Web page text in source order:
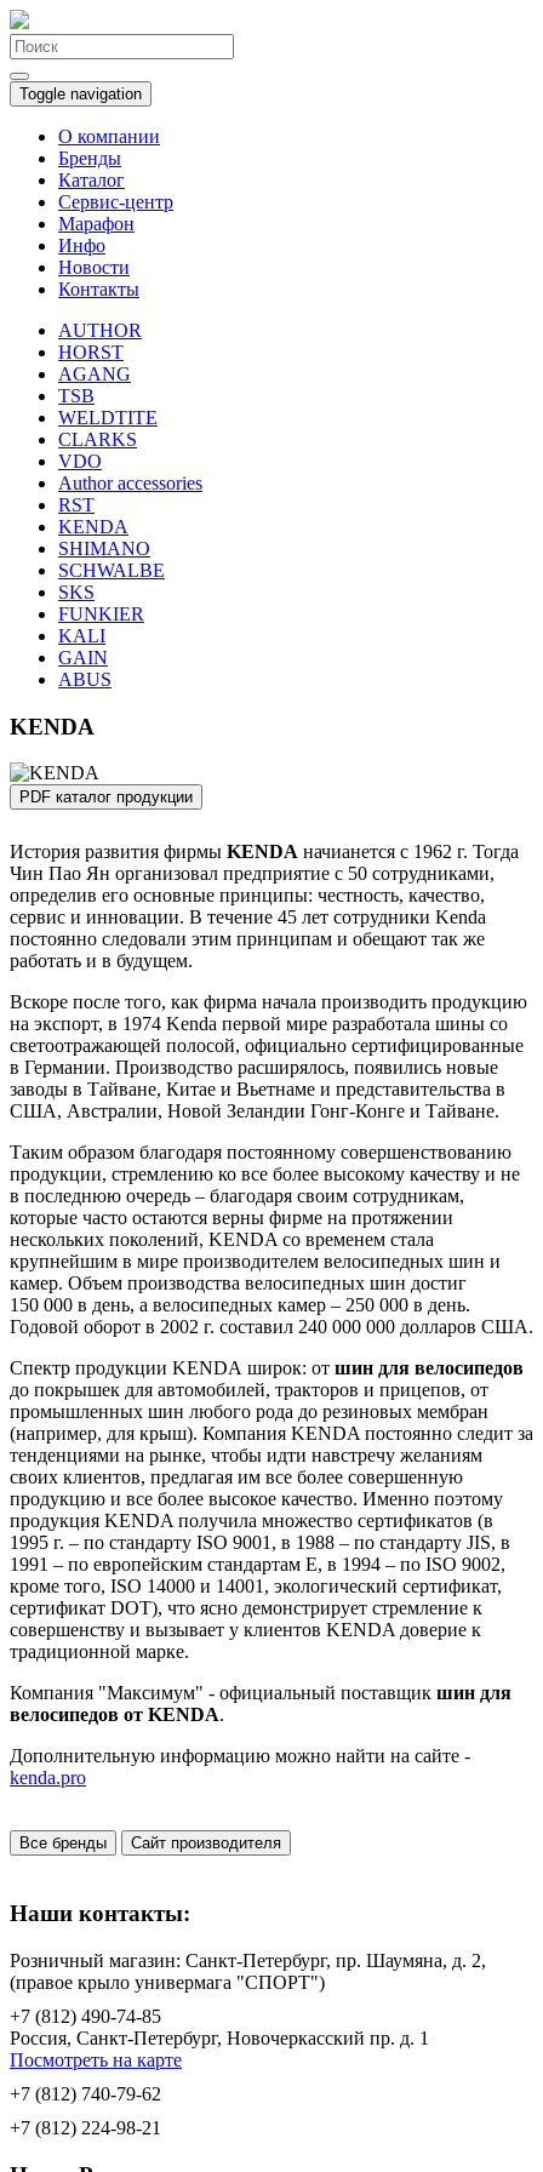
Toggle navigation
О компании
Бренды
Каталог
Сервис-центр
Марафон
Инфо
Новости
Контакты
AUTHOR
HORST
AGANG
TSB
WELDTITE
CLARKS
VDO
Author accessories
RST
KENDA
SHIMANO
SCHWALBE
SKS
FUNKIER
KALI
GAIN
ABUS
KENDA
PDF каталог продукции
История развития фирмы KENDA начианется с 1962 г. Тогда
Чин Пао Ян организовал предприятие с 50 сотрудниками,
определив его основные принципы: честность, качество,
сервис и инновации. В течение 45 лет сотрудники Kenda
постоянно следовали этим принципам и обещают так же
работать и в будущем.
Вскоре после того, как фирма начала производить продукцию
на экспорт, в 1974 Kenda первой мире разработала шины со
светоотражающей полосой, официально сертифицированные
в Германии. Производство расширялось, появились новые
заводы в Тайване, Китае и Вьетнаме и представительства в
США, Австралии, Новой Зеландии Гонг-Конге и Тайване.
Таким образом благодаря постоянному совершенствованию
продукции, стремлению ко все более высокому качеству и не
в последнюю очередь – благодаря своим сотрудникам,
которые часто остаются верны фирме на протяжении
нескольких поколений, KENDA со временем стала
крупнейшим в мире производителем велосипедных шин и
камер. Объем производства велосипедных шин достиг
150 000 в день, а велосипедных камер – 250 000 в день.
Годовой оборот в 2002 г. составил 240 000 000 долларов США.
Спектр продукции KENDA широк: от шин для велосипедов
до покрышек для автомобилей, тракторов и прицепов, от
промышленных шин любого рода до резиновых мембран
(например, для крыш). Компания KENDA постоянно следит за
тенденциями на рынке, чтобы идти навстречу желаниям
своих клиентов, предлагая им все более совершенную
продукцию и все более высокое качество. Именно поэтому
продукция KENDA получила множество сертификатов (в
1995 г. – по стандарту ISO 9001, в 1988 – по стандарту JIS, в
1991 – по европейским стандартам Е, в 1994 – по ISO 9002,
кроме того, ISO 14000 и 14001, экологический сертификат,
сертификат DOT), что ясно демонстрирует стремление к
совершенству и вызывает у клиентов KENDA доверие к
традиционной марке.
Компания "Максимум" - официальный поставщик шин для
велосипедов от KENDA.
Дополнительную информацию можно найти на сайте -
kenda.pro
Все бренды Сайт производителя
Наши контакты:
Розничный магазин: Санкт-Петербург, пр. Шаумяна, д. 2,
(правое крыло универмага "СПОРТ")
+7 (812) 490-74-85
Россия, Санкт-Петербург, Новочеркасский пр. д. 1
Посмотреть на карте
+7 (812) 740-79-62
+7 (812) 224-98-21